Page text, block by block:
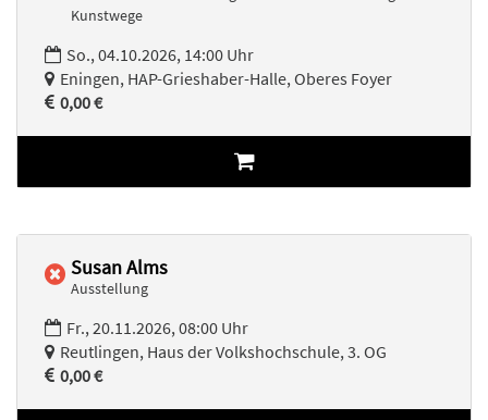
Kunstwege
So., 04.10.2026, 14:00 Uhr
Eningen, HAP-Grieshaber-Halle, Oberes Foyer
0,00 €
Susan Alms
Ausstellung
Fr., 20.11.2026, 08:00 Uhr
Reutlingen, Haus der Volkshochschule, 3. OG
0,00 €